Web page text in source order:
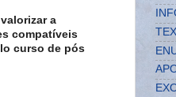
a
compatíveis
curso de pós